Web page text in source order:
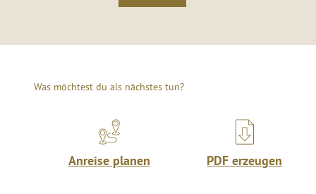
Was möchtest du als nächstes tun?
Anreise planen PDF erzeugen